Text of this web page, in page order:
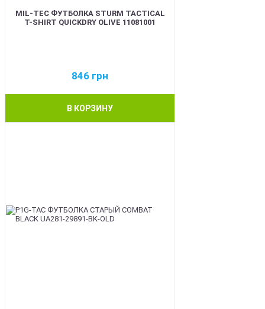
MIL-TEC ФУТБОЛКА STURM TACTICAL
T-SHIRT QUICKDRY OLIVE 11081001
846 грн
В КОРЗИНУ